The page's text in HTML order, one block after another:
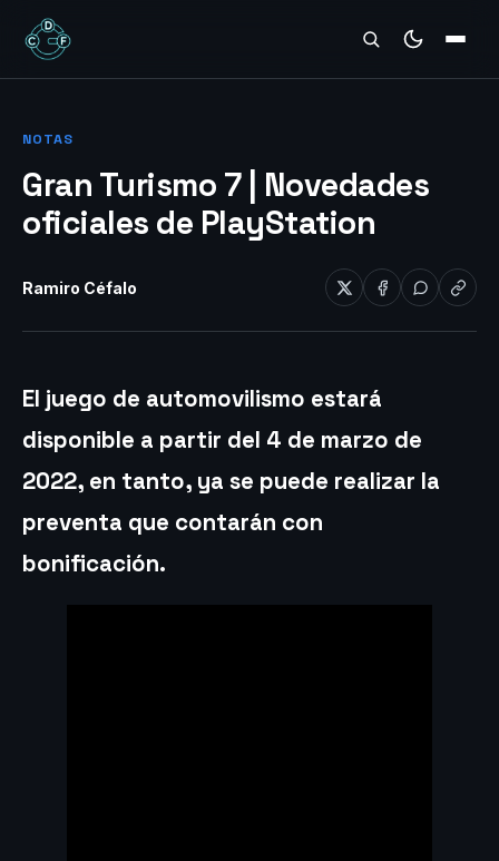
REVIEWS
NOTAS
Gran Turismo 7 | Novedades
oficiales de PlayStation
Ramiro Céfalo
El juego de automovilismo estará
disponible a partir del 4 de marzo de
2022, en tanto, ya se puede realizar la
preventa que contarán con
bonificación.